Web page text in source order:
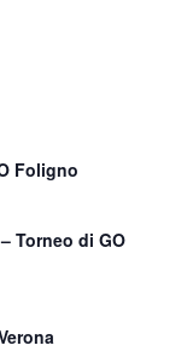
Foligno
Torneo di GO